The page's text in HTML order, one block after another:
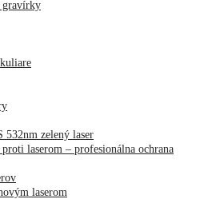
gravírky
532nm zelený laser
laserom – profesionálna ochrana
laserom